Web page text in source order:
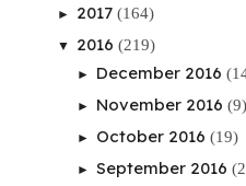
► 2017 (164)
▼ 2016 (219)
► December 2016
► November 2016 (9)
► October 2016 (19)
► September 2016